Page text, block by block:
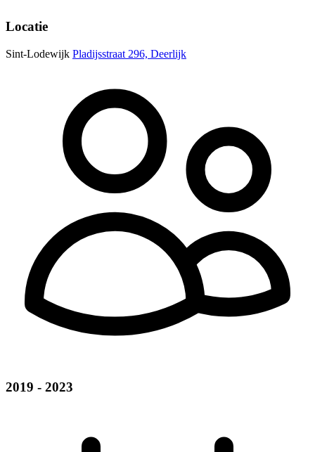
Locatie
Sint-Lodewijk Pladijsstraat 296, Deerlijk
2019 - 2023